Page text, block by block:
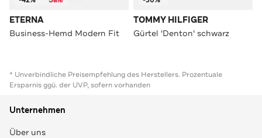
ETERNA
Business-Hemd Modern Fit
TOMMY HILFIGER
Gürtel 'Denton' schwarz
* Unverbindliche Preisempfehlung des Herstellers. Prozentuale
Ersparnis ggü. der UVP, sofern vorhanden
Unternehmen
Über uns